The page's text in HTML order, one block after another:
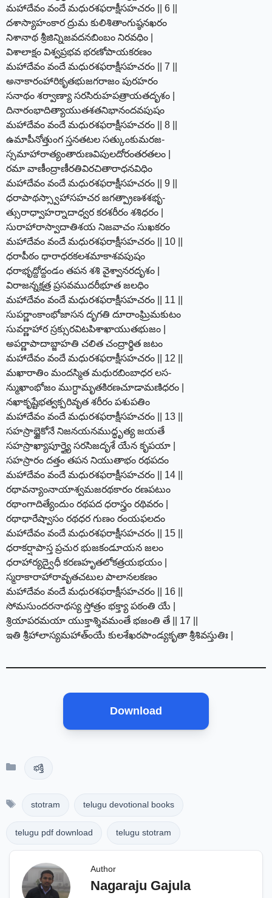
మహాదేవం వందే మధురశఫరాక్షీసహచరం || 6 ||
దశాస్యాహంకార ద్రుమ కులిశితాంగుష్ఠనఖరం
నిశానాథ శ్రీజిన్నిజవదనబింబం నిరవధిం |
విశాలాక్షం విశ్వప్రభవ భరణోపాయకరణం
మహాదేవం వందే మధురశఫరాక్షీసహచరం || 7 ||
అనాకారంహారికృతభుజగరాజం పురహరం
సనాథం శర్వాణ్యా సరసిరుహపత్రాయతదృశం |
దినారంభాదిత్యాయుతశతనిభానందవపుషం
మహాదేవం వందే మధురశఫరాక్షీసహచరం || 8 ||
ఉమాపీనోత్తుంగ స్తనతటల సత్కుంకుమరజ-
స్సమాహారాత్యంతారుణవిపులదోరంతరతలం |
రమా వాణీంద్రాణీరతివిరచితారాధనవిధిం
మహాదేవం వందే మధురశఫరాక్షీసహచరం || 9 ||
ధరాపాథస్స్వాహాసహచర జగత్ప్రాణశశభృ-
త్సురాధ్వాహర్నాదాధ్వర కరశరీరం శశిధరం |
సురాహారాస్వాదాతిశయ నిజవాచం సుఖకరం
మహాదేవం వందే మధురశఫరాక్షీసహచరం || 10 ||
ధరాపీఠం ధారాధరకలశమాకాశవపుషం
ధరాభృద్దోద్దండం తపన శశి వైశ్వానరదృశం |
విరాజన్నక్షత్ర ప్రసవముదరీభూత జలధిం
మహాదేవం వందే మధురశఫరాక్షీసహచరం || 11 ||
సుపర్ణాంకాంభోజాసన దృగతి దూరాంఘ్రిమకుటం
సువర్ణాహార స్రక్సురవిటపిశాఖాయుతభుజం |
అపర్ణాపాదాబ్జాహతి చలిత చంద్రార్థిత జటం
మహాదేవం వందే మధురశఫరాక్షీసహచరం || 12 ||
మఖారాతిం మందస్మిత మధురబింబాధర లస-
న్ముఖాంభోజం ముగ్ధామృతకిరణచూడామణిధరం |
నఖాకృష్టేభత్వక్పరివృత శరీరం పశుపతిం
మహాదేవం వందే మధురశఫరాక్షీసహచరం || 13 ||
సహస్రాబ్జైకోనే నిజనయనముద్ధృత్య జయతే
సహస్రాఖ్యాపూర్త్యై సరసిజదృశే యేన కృపయా |
సహస్రారం దత్తం తపన నియుతాభం రథపదం
మహాదేవం వందే మధురశఫరాక్షీసహచరం || 14 ||
రథావన్యాంనాయాశ్వమజరథకారం రణపటుం
రథాంగాదిత్యేందుం రథపద ధరాస్త్రం రథివరం |
రథాధారేష్వాసం రథధర గుణం రంయఫలదం
మహాదేవం వందే మధురశఫరాక్షీసహచరం || 15 ||
ధరాకర్షాపాస్త ప్రచుర భుజకండూయన జలం
ధరాహార్యద్వైధీ కరణహృతలోకత్రయభయం |
స్మరాకారాహారావృతచటుల పాలానలకణం
మహాదేవం వందే మధురశఫరాక్షీసహచరం || 16 ||
సోమసుందరనాథస్య స్తోత్రం భక్త్యా పఠంతి యే |
శ్రియాపరమయా యుక్తాశ్శివమంతే భజంతి తే || 17 ||
ఇతి శ్రీహాలాస్యమహాత్ంయే కులశేఖరపాండ్యకృతా శ్రీశివస్తుతిః |
Download
Categories
భక్తి
Tagsstotram telugu devotional books
telugu pdf download telugu stotram
Author
Nagaraju Gajula